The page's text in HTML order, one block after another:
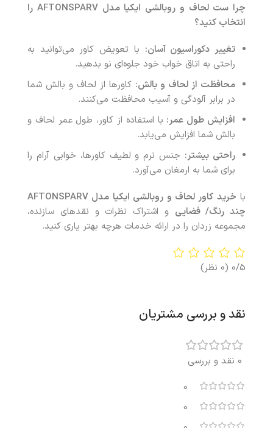
چرا ست لحاف و روبالشی ایکیا مدل AFTONSPARV را
انتخاب کنید؟
تغییر دکوراسیون آسان: با تعویض کاور می‌توانید به
راحتی به اتاق خواب خود جلوه‌ای نو بدهید.
محافظت از لحاف و بالش: کاورها از لحاف و بالش شما
در برابر آلودگی و آسیب محافظت می‌کنند.
افزایش طول عمر: با استفاده از کاور، طول عمر لحاف و
بالش شما افزایش می‌یابد.
راحتی بیشتر: جنس نرم و لطیف کاورها، خوابی آرام را
برای شما به ارمغان می‌آورد.
با خرید کاور لحاف و روبالشی ایکیا مدل AFTONSPARV
چند رنگ/ فضایی و اشتراک نظرات و نقدهای سازنده،
مجموعه زردان را در ارائه خدمات هرچه بهتر یاری کنید.
0/5 (0 نظر)
نقد و بررسی مشتریان
0 نقد و بررسی
0
0